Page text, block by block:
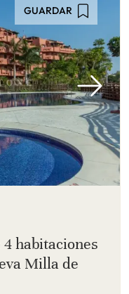
GUARDAR
habitaciones
Milla de